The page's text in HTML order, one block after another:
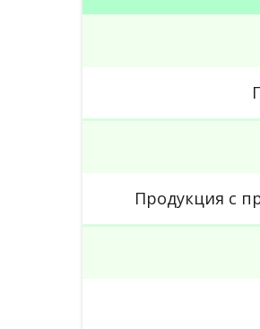
Продукция с